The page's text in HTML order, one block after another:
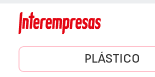
PLÁSTICO